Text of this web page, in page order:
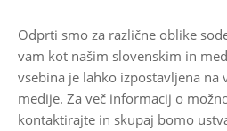
Odprti smo za različne oblike
vam kot našim slovenskim in
vsebina je lahko izpostavljena na
medije. Za več informacij o
kontaktirajte in skupaj bomo